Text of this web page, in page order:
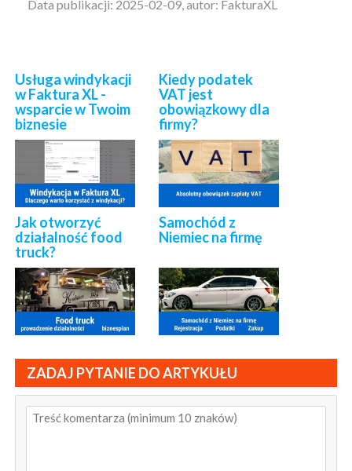
Data publikacji: 2025-02-09, autor: FakturaXL
Usługa windykacji
w Faktura XL -
wsparcie w Twoim
biznesie
Kiedy podatek
VAT jest
obowiązkowy dla
firmy?
Jak otworzyć
działalność food
truck?
Samochód z
Niemiec na firmę
ZADAJ PYTANIE DO ARTYKUŁU